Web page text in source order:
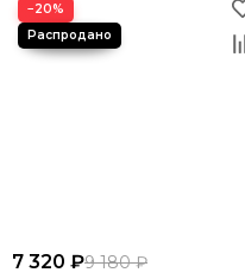
−20%
7 320 ₽9 180 ₽